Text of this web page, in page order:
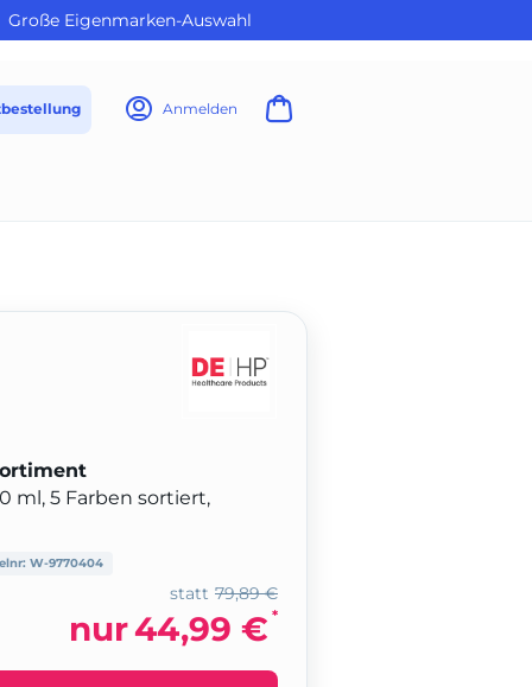
Große Eigenmarken-Auswahl
Anmelden
ml, 5 Farben sortiert,
W-9770404
79,89 €
statt
nur44,99 € *